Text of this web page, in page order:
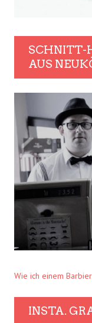
SCHNITT-
AUS
Wie ich einem
INSTA.